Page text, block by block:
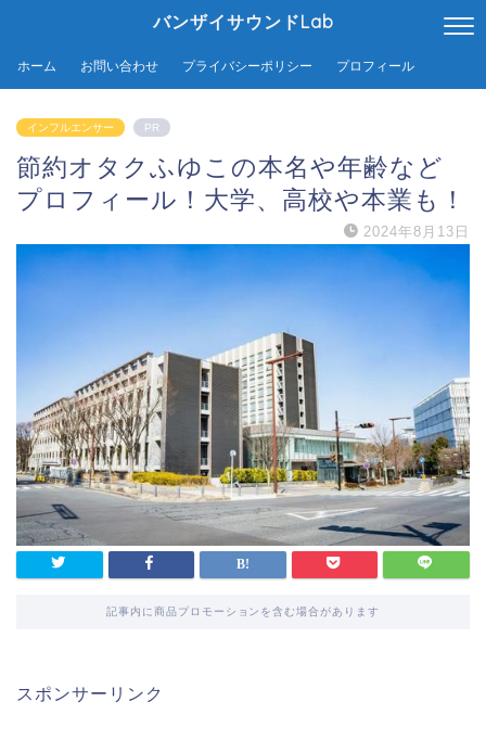
バンザイサウンドLab
ホーム お問い合わせ プライバシーポリシー プロフィール
インフルエンサー PR
節約オタクふゆこの本名や年齢など
プロフィール！大学、高校や本業も！
2024年8月13日
記事内に商品プロモーションを含む場合があります
スポンサーリンク